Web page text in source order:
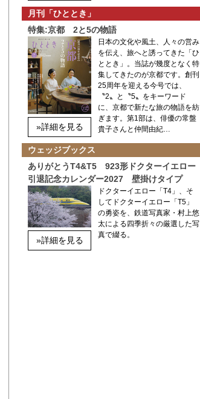
月刊「ひととき」
特集:京都 2と5の物語
»詳細を見る
日本の文化や風土、人々の営み
を伝え、旅へと誘ってきた「ひ
ととき」。当誌が幾度となく特
集してきたのが京都です。創刊
25周年を迎える今号では、
〝2〟と〝5〟をキーワード
に、京都で新たな旅の物語を紡
ぎます。第1部は、俳優の常盤
貴子さんと仲間由紀…
ウェッジブックス
ありがとうT4&T5 923形ドクターイエロー
引退記念カレンダー2027 壁掛けタイプ
»詳細を見る
ドクターイエロー「T4」、そ
してドクターイエロー「T5」
の勇姿を、鉄道写真家・村上悠
太による四季折々の厳選した写
真で綴る。